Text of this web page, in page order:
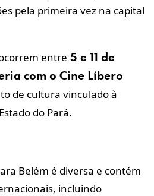
pela primeira vez na capital
entre 5 e 11 de
com o Cine Líbero
de cultura vinculado à
do Pará.
Belém é diversa e contém
incluindo